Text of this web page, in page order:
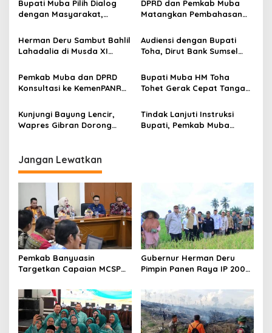
s
i
p
o
s
Bupati Muba Pilih Dialog
dengan Masyarakat,
Terbuka terhadap Kritik
dan Siap Evaluasi OPD
DPRD dan Pemkab Muba
Matangkan Pembahasan
Herman Deru Sambut Bahlil
Lahadalia di Musda XI
Sinergi Percepat
Pembangunan Daerah
Audiensi dengan Bupati
Toha, Dirut Bank Sumsel
Dukung Pembangunan
Muba
Pemkab Muba dan DPRD
Konsultasi ke KemenPANRB,
agar Hak ASN Tetap
Terjamin
Bupati Muba HM Toha
Tohet Gerak Cepat Tangani
Langsung Terima Bantuan
Darurat
Kunjungi Bayung Lencir,
Wapres Gibran Dorong
Tindak Lanjuti Instruksi
Bupati, Pemkab Muba
Jangan Lewatkan
Pemkab Banyuasin
Targetkan Capaian MCSP
Gubernur Herman Deru
Pimpin Panen Raya IP 200
Produksi Gabah Sumsel
Capai 5 Juta Ton